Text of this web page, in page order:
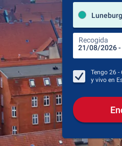
Recogida
Tengo 26 -
y vivo en